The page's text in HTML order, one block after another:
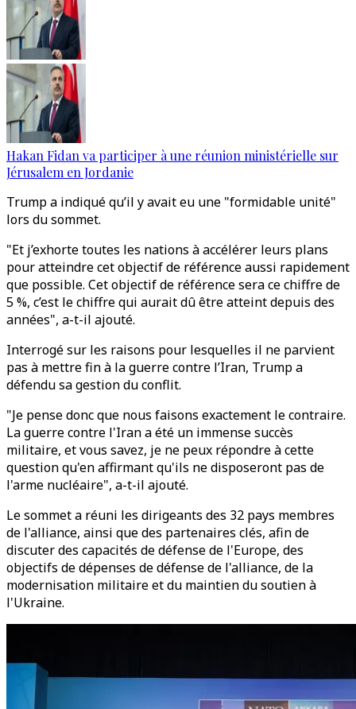
Hakan Fidan va participer à une réunion ministérielle sur
Jérusalem en Jordanie
Trump a indiqué qu’il y avait eu une "formidable unité"
lors du sommet.
"Et j’exhorte toutes les nations à accélérer leurs plans
pour atteindre cet objectif de référence aussi rapidement
que possible. Cet objectif de référence sera ce chiffre de
5 %, c’est le chiffre qui aurait dû être atteint depuis des
années", a-t-il ajouté.
Interrogé sur les raisons pour lesquelles il ne parvient
pas à mettre fin à la guerre contre l’Iran, Trump a
défendu sa gestion du conflit.
"Je pense donc que nous faisons exactement le contraire.
La guerre contre l'Iran a été un immense succès
militaire, et vous savez, je ne peux répondre à cette
question qu'en affirmant qu'ils ne disposeront pas de
l'arme nucléaire", a-t-il ajouté.
Le sommet a réuni les dirigeants des 32 pays membres
de l'alliance, ainsi que des partenaires clés, afin de
discuter des capacités de défense de l'Europe, des
objectifs de dépenses de défense de l'alliance, de la
modernisation militaire et du maintien du soutien à
l'Ukraine.